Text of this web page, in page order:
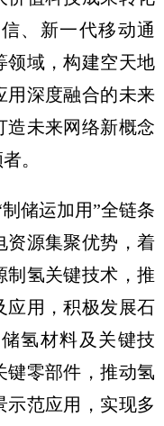
、新一代移动通
领域，构建空天地
用深度融合的未来
造未来网络新概念
。
储运加用”全链条
资源集聚优势，着
制氢关键技术，推
应用，积极发展石
氢材料及关键技
键零部件，推动氢
示范应用，实现多